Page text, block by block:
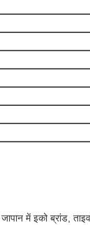
में इको ब्रांड,